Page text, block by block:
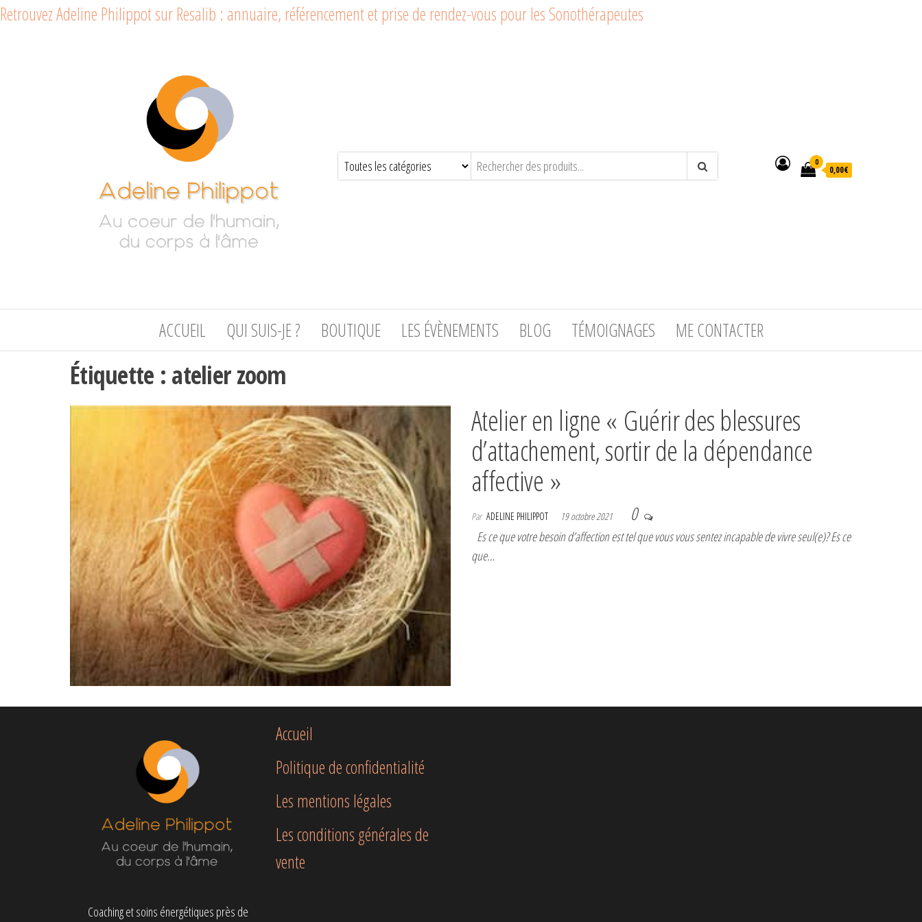
Retrouvez Adeline Philippot sur Resalib : annuaire, référencement et prise de rendez-vous pour les Sonothérapeutes
de
0
0,00€
ACCUEIL QUI SUIS-JE ? BOUTIQUE LES ÉVÈNEMENTS BLOG TÉMOIGNAGES ME CONTACTER
Étiquette : atelier zoom
Atelier en ligne « Guérir des blessures
d’attachement, sortir de la dépendance
affective »
Par ADELINE PHILIPPOT 19 octobre 2021 0
Es ce que votre besoin d’affection est tel que vous vous sentez incapable de vivre seul(e)? Es ce
que…
Coaching et soins énergétiques près de
Accueil
Politique de confidentialité
Les mentions légales
Les conditions générales de
vente